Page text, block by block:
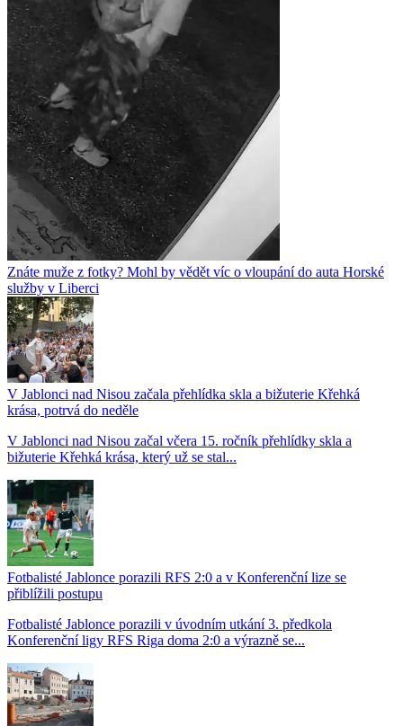
Znáte muže z fotky? Mohl by vědět víc o vloupání do auta Horské
služby v Liberci
V Jablonci nad Nisou začala přehlídka skla a bižuterie Křehká
krása, potrvá do neděle
V Jablonci nad Nisou začal včera 15. ročník přehlídky skla a
bižuterie Křehká krása, který už se stal...
Fotbalisté Jablonce porazili RFS 2:0 a v Konferenční lize se
přiblížili postupu
Fotbalisté Jablonce porazili v úvodním utkání 3. předkola
Konferenční ligy RFS Riga doma 2:0 a výrazně se...